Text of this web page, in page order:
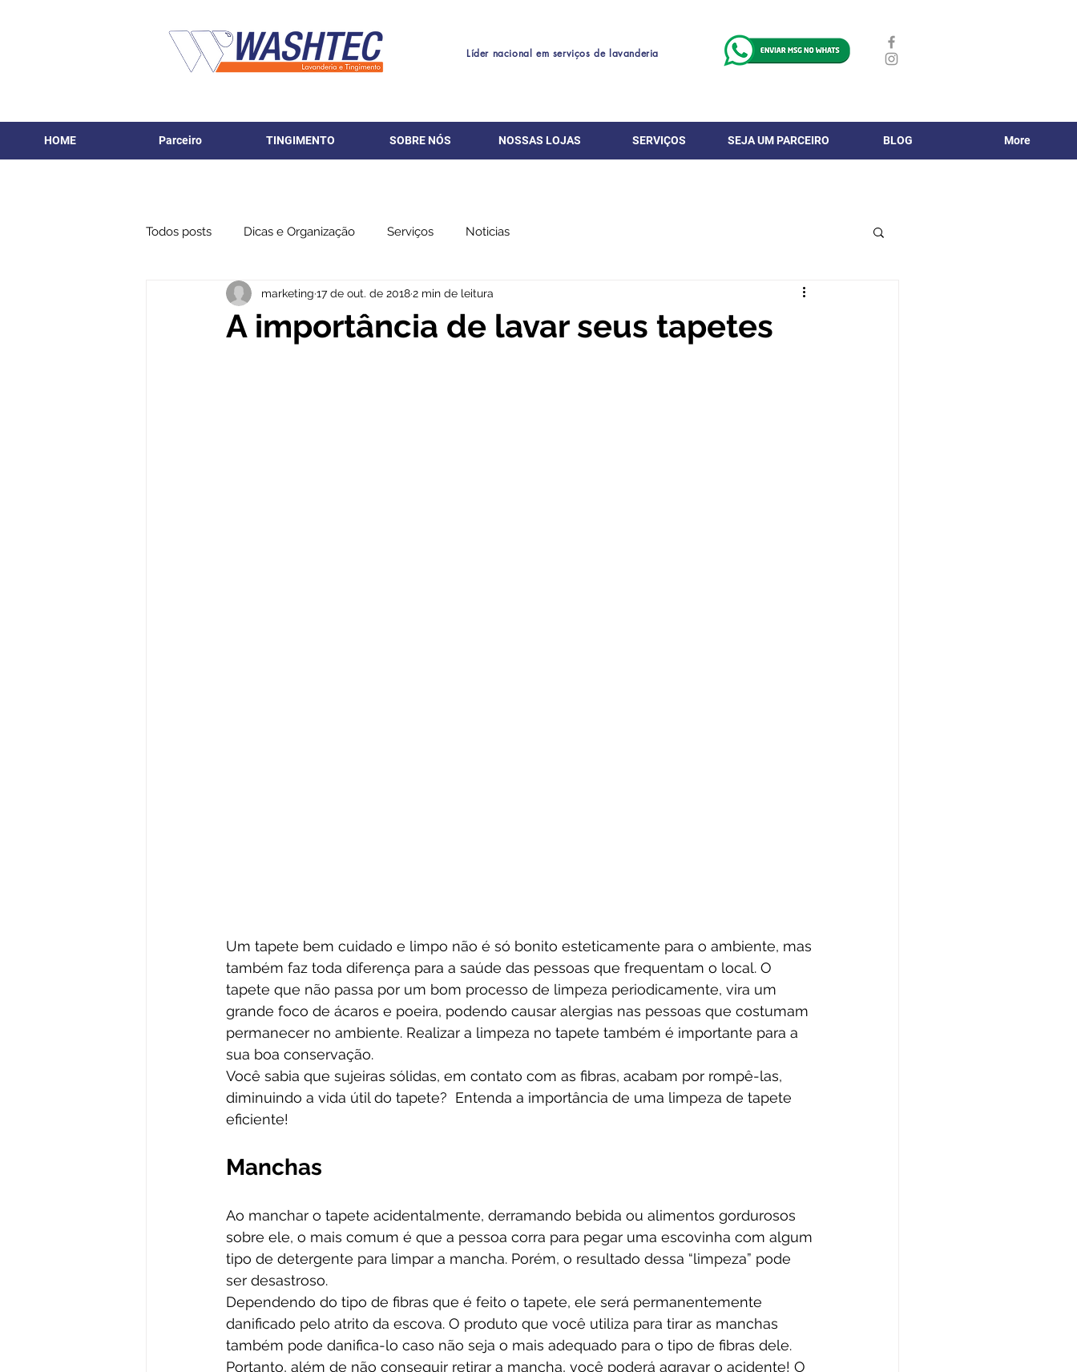
Líder nacional em serviços de lavanderia
HOME Parceiro TINGIMENTO SOBRE NÓS NOSSAS LOJAS SERVIÇOS SEJA UM PARCEIRO BLOG More
Todos posts Dicas e Organização Serviços Noticias
A importância de lavar seus tapetes
marketing 17 de out. de 20182 min de leitura
Um tapete bem cuidado e limpo não é só bonito esteticamente para o ambiente, mas
também faz toda diferença para a saúde das pessoas que frequentam o local. O
tapete que não passa por um bom processo de limpeza periodicamente, vira um
grande foco de ácaros e poeira, podendo causar alergias nas pessoas que costumam
permanecer no ambiente. Realizar a limpeza no tapete também é importante para a
sua boa conservação.
Você sabia que sujeiras sólidas, em contato com as fibras, acabam por rompê-las,
diminuindo a vida útil do tapete?  Entenda a importância de uma limpeza de tapete
eficiente!
Manchas
Ao manchar o tapete acidentalmente, derramando bebida ou alimentos gordurosos
sobre ele, o mais comum é que a pessoa corra para pegar uma escovinha com algum
tipo de detergente para limpar a mancha. Porém, o resultado dessa “limpeza” pode
ser desastroso.
Dependendo do tipo de fibras que é feito o tapete, ele será permanentemente
danificado pelo atrito da escova. O produto que você utiliza para tirar as manchas
também pode danifica-lo caso não seja o mais adequado para o tipo de fibras dele.
Portanto, além de não conseguir retirar a mancha, você poderá agravar o acidente! O